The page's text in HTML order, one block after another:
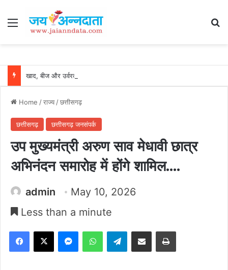
Menu
Home /राज्य/छत्तीसगढ़
छत्तीसगढ़ छत्तीसगढ़ जनसंपर्क
उप मुख्यमंत्री अरुण साव मेधावी छात्र
अभिनंदन समारोह में होंगे शामिल….
admin
May 10, 2026
Less than a minute
Facebook
X MessengerWhatsAppTelegramShare via Email Print